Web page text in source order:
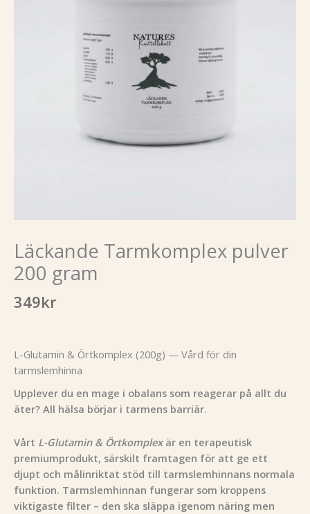
Läckande Tarmkomplex pulver
200 gram
349kr
L-Glutamin & Örtkomplex (200g) — Vård för din
tarmslemhinna
Upplever du en mage i obalans som reagerar på allt du
äter? All hälsa börjar i tarmens barriär.
Vårt L-Glutamin & Örtkomplexär en terapeutisk
premiumprodukt, särskilt framtagen för att ge ett
djupt och målinriktat stöd till tarmslemhinnans normala
funktion. Tarmslemhinnan fungerar som kroppens
viktigaste filter – den ska släppa igenom näring men